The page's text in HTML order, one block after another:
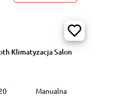
Klimatyzacja Salon
Manualna